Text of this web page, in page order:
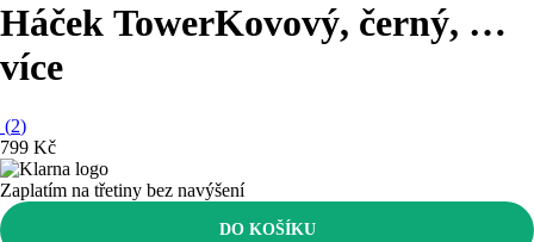
Háček TowerKovový, černý, …
více
(2)
799 Kč
Zaplatím na třetiny bez navýšení
DO KOŠÍKU